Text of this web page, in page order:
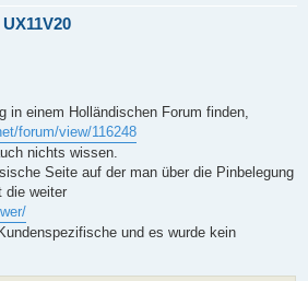
in einem Holländischen Forum finden,
forum/view/116248
nichts wissen.
Seite auf der man über die Pinbelegung
die weiter
und es wurde kein